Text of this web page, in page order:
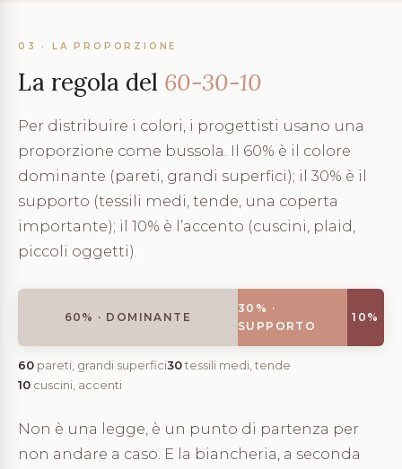
03 · LA PROPORZIONE
La regola del 60-30-10
Per distribuire i colori, i progettisti usano una
proporzione come bussola. Il 60% è il colore
dominante (pareti, grandi superfici); il 30% è il
supporto (tessili medi, tende, una coperta
importante); il 10% è l’accento (cuscini, plaid,
piccoli oggetti).
60% · DOMINANTE
30% ·
SUPPORTO
10%
60 pareti, grandi superfici30tessili medi, tende
10 cuscini, accenti
Non è una legge, è un punto di partenza per
non andare a caso. E la biancheria, a seconda